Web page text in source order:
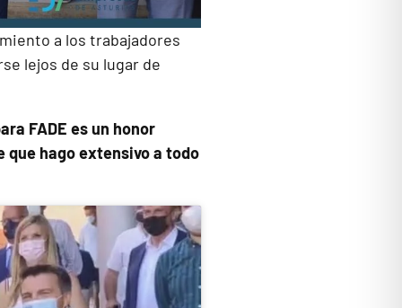
a los trabajadores
lejos de su lugar de
FADE es un honor
que hago extensivo a todo